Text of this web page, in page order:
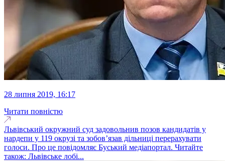
28 липня 2019, 16:17
Читати повністю
Львівський окружний суд задовольнив позов кандидатів у
нардепи у 119 окрузі та зобов’язав дільниці перерахувати
голоси. Про це повідомляє Буський медіапортал. Читайте
також: Львівське лобі...